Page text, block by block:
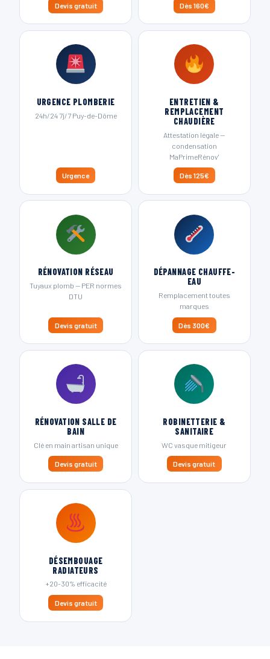
Devis gratuit Dès 160€
URGENCE PLOMBERIE
24h/24 7j/7 Puy-de-Dôme
Urgence
ENTRETIEN &
REMPLACEMENT
CHAUDIÈRE
Attestation légale —
condensation
MaPrimeRénov'
Dès 125€
RÉNOVATION RÉSEAU
Tuyaux plomb — PER normes
DTU
Devis gratuit
DÉPANNAGE CHAUFFE-
EAU
Remplacement toutes
marques
Dès 300€
RÉNOVATION SALLE DE
BAIN
Clé en main artisan unique
Devis gratuit
ROBINETTERIE &
SANITAIRE
WC vasque mitigeur
Devis gratuit
DÉSEMBOUAGE
RADIATEURS
+20-30% efficacité
Devis gratuit